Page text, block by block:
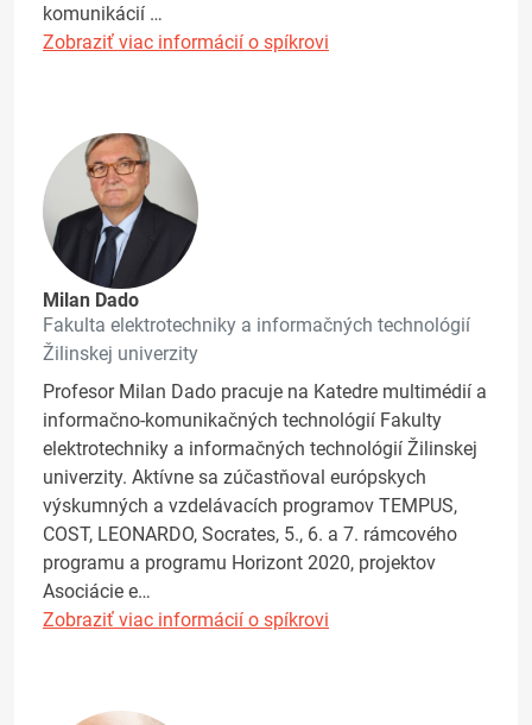
komunikácií …
Zobraziť viac informácií o spíkrovi
Milan Dado
Fakulta elektrotechniky a informačných technológií
Žilinskej univerzity
Profesor Milan Dado pracuje na Katedre multimédií a
informačno-komunikačných technológií Fakulty
elektrotechniky a informačných technológií Žilinskej
univerzity. Aktívne sa zúčastňoval európskych
výskumných a vzdelávacích programov TEMPUS,
COST, LEONARDO, Socrates, 5., 6. a 7. rámcového
programu a programu Horizont 2020, projektov
Asociácie e…
Zobraziť viac informácií o spíkrovi